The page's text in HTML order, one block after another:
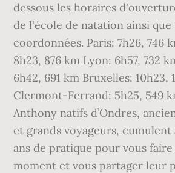
dessous les horaires
de l'école de natation ainsi
coordonnées. Paris: 7h26, 746
8h23, 876 km Lyon: 6h57, 732
6h42, 691 km Bruxelles: 10h23,
Clermont-Ferrand: 5h25, 549
Anthony natifs d’Ondres,
et grands voyageurs, cumulent
ans de pratique pour vous
moment et vous partager leur